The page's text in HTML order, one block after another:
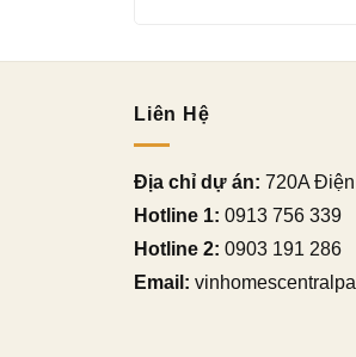
Liên Hệ
Địa chỉ dự án: 720A
Hotline 1: 0913 756 339
Hotline 2: 0903 191 286
Email: